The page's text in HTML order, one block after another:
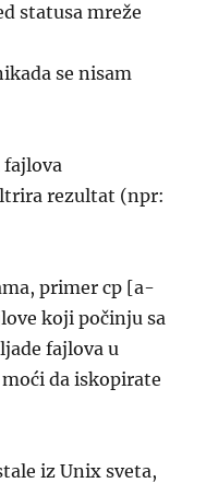
statusa mreže
se nisam
fajlova
rezultat (npr:
primer cp [a-
koji počinju sa
fajlova u
da iskopirate
iz Unix sveta,